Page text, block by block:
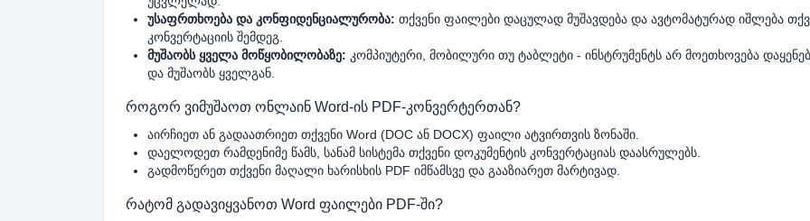
უსაფრთხოება და კონფიდენციალურობა: თქვენი ფაილები დაცულად მუშავდება და ავტომატურად იშლება
კონვერტაციის შემდეგ.
მუშაობს ყველა მოწყობილობაზე: კომპიუტერი, მობილური თუ ტაბლეტი - ინსტრუმენტს არ მოეთხოვება
და მუშაობს ყველგან.
როგორ ვიმუშაოთ ონლაინ Word-ის PDF-კონვერტერთან?
აირჩიეთ ან გადაათრიეთ თქვენი Word (DOC ან DOCX) ფაილი ატვირთვის ზონაში.
დაელოდეთ რამდენიმე წამს, სანამ სისტემა თქვენი დოკუმენტის კონვერტაციას დაასრულებს.
გადმოწერეთ თქვენი მაღალი ხარისხის PDF იმწამსვე და გააზიარეთ მარტივად.
რატომ გადავიყვანოთ Word ფაილები PDF-ში?